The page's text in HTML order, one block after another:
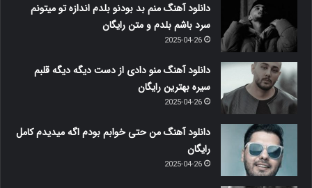
دانلود آهنگ منم بد بودنو بلدم اندازه تو میتونم
سرد باشم بلدم و متن رایگان
2025-04-26
دانلود آهنگ منو دادی از دست دیگه دیگه قلبم
سیره بهترین رایگان
2025-04-26
دانلود آهنگ من حتی خوابم بودم اگه میدیدم کامل
رایگان
2025-04-26